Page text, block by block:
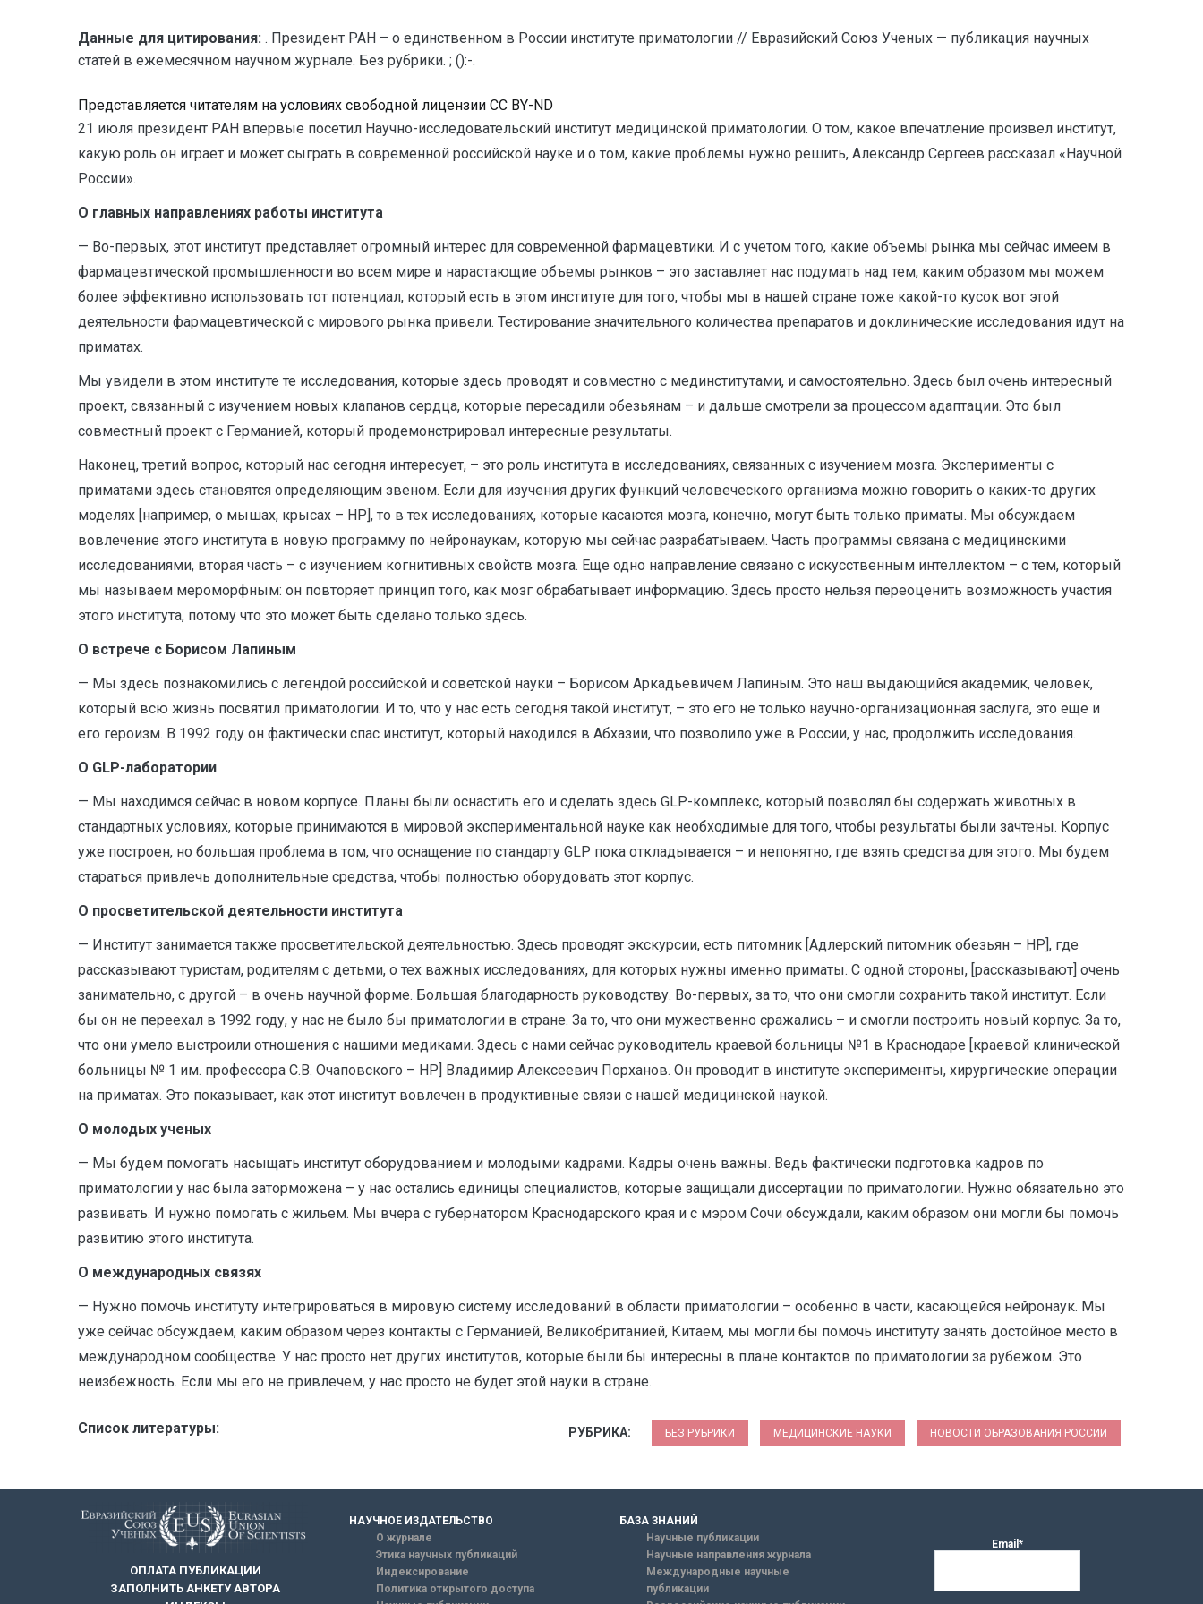
Данные для цитирования: . Президент РАН – о единственном в России институте приматологии // Евразийский Союз Ученых — публикация научных
статей в ежемесячном научном журнале. Без рубрики. ; ():-.
Представляется читателям на условиях свободной лицензии CC BY-ND
21 июля президент РАН впервые посетил Научно-исследовательский институт медицинской приматологии. О том, какое впечатление произвел институт,
какую роль он играет и может сыграть в современной российской науке и о том, какие проблемы нужно решить, Александр Сергеев рассказал «Научной
России».
О главных направлениях работы института
— Во-первых, этот институт представляет огромный интерес для современной фармацевтики. И с учетом того, какие объемы рынка мы сейчас имеем в
фармацевтической промышленности во всем мире и нарастающие объемы рынков – это заставляет нас подумать над тем, каким образом мы можем
более эффективно использовать тот потенциал, который есть в этом институте для того, чтобы мы в нашей стране тоже какой-то кусок вот этой
деятельности фармацевтической с мирового рынка привели. Тестирование значительного количества препаратов и доклинические исследования идут на
приматах.
Мы увидели в этом институте те исследования, которые здесь проводят и совместно с мединститутами, и самостоятельно. Здесь был очень интересный
проект, связанный с изучением новых клапанов сердца, которые пересадили обезьянам – и дальше смотрели за процессом адаптации. Это был
совместный проект с Германией, который продемонстрировал интересные результаты.
Наконец, третий вопрос, который нас сегодня интересует, – это роль института в исследованиях, связанных с изучением мозга. Эксперименты с
приматами здесь становятся определяющим звеном. Если для изучения других функций человеческого организма можно говорить о каких-то других
моделях [например, о мышах, крысах – НР], то в тех исследованиях, которые касаются мозга, конечно, могут быть только приматы. Мы обсуждаем
вовлечение этого института в новую программу по нейронаукам, которую мы сейчас разрабатываем. Часть программы связана с медицинскими
исследованиями, вторая часть – с изучением когнитивных свойств мозга. Еще одно направление связано с искусственным интеллектом – с тем, который
мы называем мероморфным: он повторяет принцип того, как мозг обрабатывает информацию. Здесь просто нельзя переоценить возможность участия
этого института, потому что это может быть сделано только здесь.
О встрече с Борисом Лапиным
— Мы здесь познакомились с легендой российской и советской науки – Борисом Аркадьевичем Лапиным. Это наш выдающийся академик, человек,
который всю жизнь посвятил приматологии. И то, что у нас есть сегодня такой институт, – это его не только научно-организационная заслуга, это еще и
его героизм. В 1992 году он фактически спас институт, который находился в Абхазии, что позволило уже в России, у нас, продолжить исследования.
О GLP-лаборатории
— Мы находимся сейчас в новом корпусе. Планы были оснастить его и сделать здесь GLP-комплекс, который позволял бы содержать животных в
стандартных условиях, которые принимаются в мировой экспериментальной науке как необходимые для того, чтобы результаты были зачтены. Корпус
уже построен, но большая проблема в том, что оснащение по стандарту GLP пока откладывается – и непонятно, где взять средства для этого. Мы будем
стараться привлечь дополнительные средства, чтобы полностью оборудовать этот корпус.
О просветительской деятельности института
— Институт занимается также просветительской деятельностью. Здесь проводят экскурсии, есть питомник [Адлерский питомник обезьян – НР], где
рассказывают туристам, родителям с детьми, о тех важных исследованиях, для которых нужны именно приматы. С одной стороны, [рассказывают] очень
занимательно, с другой – в очень научной форме. Большая благодарность руководству. Во-первых, за то, что они смогли сохранить такой институт. Если
бы он не переехал в 1992 году, у нас не было бы приматологии в стране. За то, что они мужественно сражались – и смогли построить новый корпус. За то,
что они умело выстроили отношения с нашими медиками. Здесь с нами сейчас руководитель краевой больницы №1 в Краснодаре [краевой клинической
больницы № 1 им. профессора С.В. Очаповского – НР] Владимир Алексеевич Порханов. Он проводит в институте эксперименты, хирургические операции
на приматах. Это показывает, как этот институт вовлечен в продуктивные связи с нашей медицинской наукой.
О молодых ученых
— Мы будем помогать насыщать институт оборудованием и молодыми кадрами. Кадры очень важны. Ведь фактически подготовка кадров по
приматологии у нас была заторможена – у нас остались единицы специалистов, которые защищали диссертации по приматологии. Нужно обязательно это
развивать. И нужно помогать с жильем. Мы вчера с губернатором Краснодарского края и с мэром Сочи обсуждали, каким образом они могли бы помочь
развитию этого института.
О международных связях
— Нужно помочь институту интегрироваться в мировую систему исследований в области приматологии – особенно в части, касающейся нейронаук. Мы
уже сейчас обсуждаем, каким образом через контакты с Германией, Великобританией, Китаем, мы могли бы помочь институту занять достойное место в
международном сообществе. У нас просто нет других институтов, которые были бы интересны в плане контактов по приматологии за рубежом. Это
неизбежность. Если мы его не привлечем, у нас просто не будет этой науки в стране.
Список литературы: РУБРИКА: БЕЗ РУБРИКИ МЕДИЦИНСКИЕ НАУКИ НОВОСТИ ОБРАЗОВАНИЯ РОССИИ
ОПЛАТА ПУБЛИКАЦИИ
ЗАПОЛНИТЬ АНКЕТУ АВТОРА
НАУЧНОЕ ИЗДАТЕЛЬСТВО
О журнале
Этика научных публикаций
Индексирование
Политика открытого доступа
БАЗА ЗНАНИЙ
Научные публикации
Научные направления журнала
Международные научные
публикации
Email*